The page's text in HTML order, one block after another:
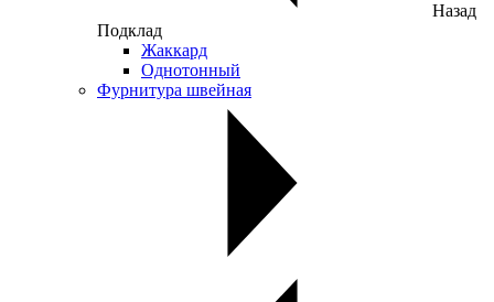
Назад
Подклад
Жаккард
Однотонный
Фурнитура швейная